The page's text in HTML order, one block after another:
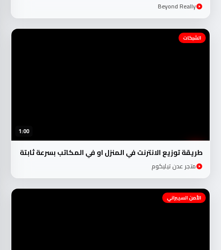
Beyond Really
1:00
الشبكات
طريقة توزيع الانترنت في المنزل او في المكاتب بسرعة ثابتة
متجر عدن تيليكوم
الأمن السيبراني